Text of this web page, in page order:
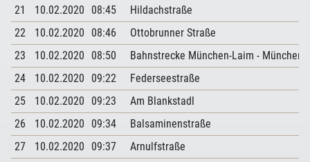
21
10.02.2020 08:45
Hildachstraße
22
10.02.2020 08:46
Ottobrunner Straße
23
10.02.2020 08:50
Bahnstrecke München-Laim - München
24
10.02.2020 09:22
Federseestraße
25
10.02.2020 09:23
Am Blankstadl
26
10.02.2020 09:34
Balsaminenstraße
27
10.02.2020 09:37
Arnulfstraße